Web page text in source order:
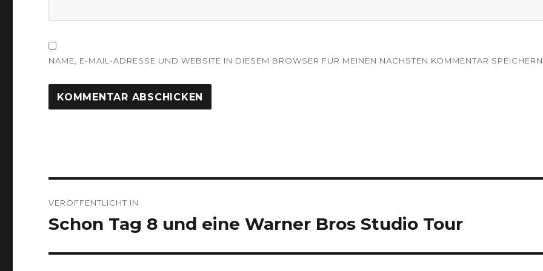
NAME, E-MAIL-ADRESSE UND WEBSITE IN DIESEM BROWSER FÜR MEINEN NÄCHSTEN KOMMENTAR
VERÖFFENTLICHT IN
Schon Tag 8 und eine Warner Bros Studio Tour